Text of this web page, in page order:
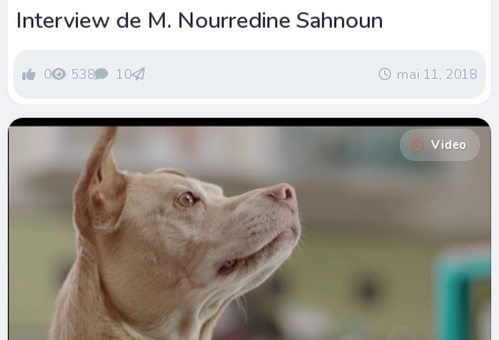
Interview de M. Nourredine Sahnoun
0 538 10 mai 11, 2018
Video